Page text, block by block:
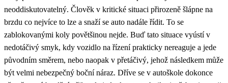
neoddiskutovatelný. Člověk v kritické situaci přirozeně šlápne na
brzdu co nejvíce to lze a snaží se auto nadále řídit. To se
zablokovanými koly povětšinou nejde. Buď tato situace vyústí v
nedotáčivý smyk, kdy vozidlo na řízení prakticky nereaguje a jede
původním směrem, nebo naopak v přetáčivý, jehož následkem může
být velmi nebezpečný boční náraz. Dříve se v autoškole dokonce